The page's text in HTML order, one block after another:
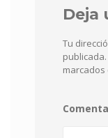
Deja
Tu
publicada.
marcados